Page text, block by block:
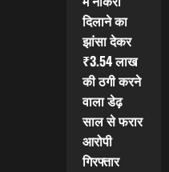
दिलाने का
झांसा देकर
₹3.54 लाख
की ठगी करने
वाला डेढ़
साल से फरार
आरोपी
गिरफ्तार